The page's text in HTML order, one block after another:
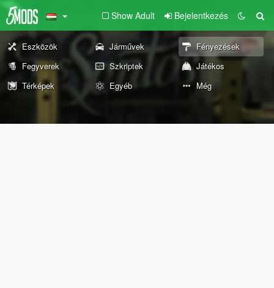
Show Adult Bejelentkezés
Eszközök Járművek
Fényezések
Fegyverek
Szkriptek
Játékos
Térképek
Egyéb Még